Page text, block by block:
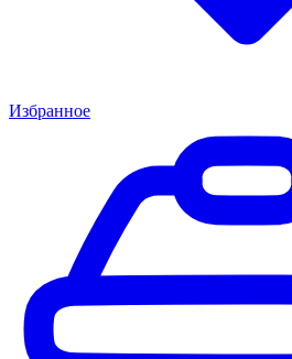
Избранное